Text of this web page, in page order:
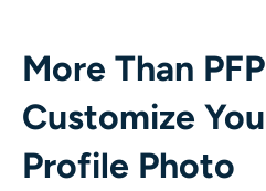
More Than
Customize
Profile Photo